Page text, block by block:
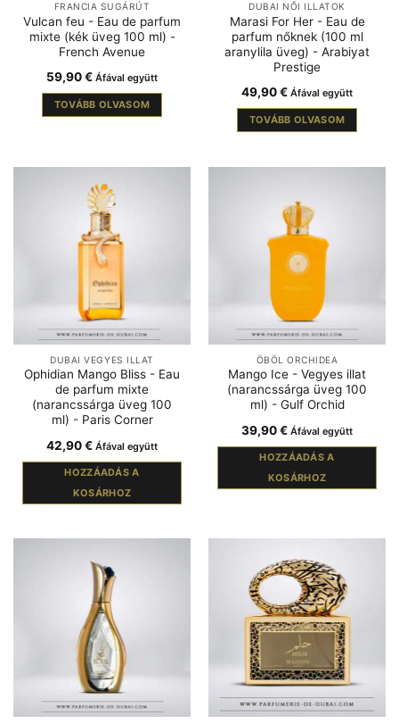
FRANCIA SUGÁRÚT
Vulcan feu - Eau de parfum
mixte (kék üveg 100 ml) -
French Avenue
59,90€ Áfával együtt
TOVÁBB OLVASOM
DUBAI NŐI ILLATOK
Marasi For Her - Eau de
parfum nőknek (100 ml
aranylila üveg) - Arabiyat
Prestige
49,90€ Áfával együtt
TOVÁBB OLVASOM
DUBAI VEGYES ILLAT
Ophidian Mango Bliss - Eau
de parfum mixte
(narancssárga üveg 100
ml) - Paris Corner
42,90€ Áfával együtt
HOZZÁADÁS A
KOSÁRHOZ
ÖBÖL ORCHIDEA
Mango Ice - Vegyes illat
(narancssárga üveg 100
ml) - Gulf Orchid
39,90€ Áfával együtt
HOZZÁADÁS A
KOSÁRHOZ